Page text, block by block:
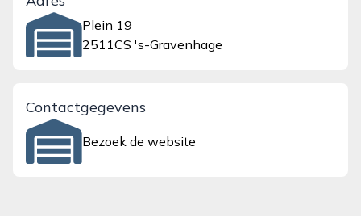
Plein 19
2511CS 's-Gravenhage
Contactgegevens
Bezoek de website